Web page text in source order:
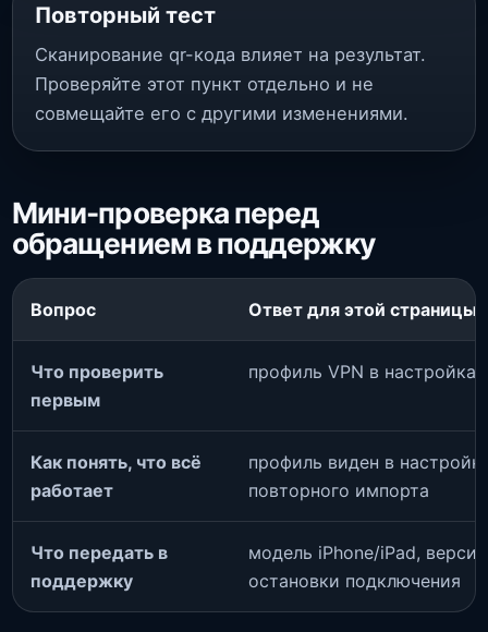
Повторный тест
Сканирование qr-кода влияет на результат.
Проверяйте этот пункт отдельно и не
совмещайте его с другими изменениями.
Мини-проверка перед
обращением в поддержку
Вопрос Ответ для этой страницы
Что проверить
первым
профиль VPN в
Как понять, что всё
работает
профиль виден в
повторного импорта
Что передать в
поддержку
модель iPhone/iPad,
остановки подключения